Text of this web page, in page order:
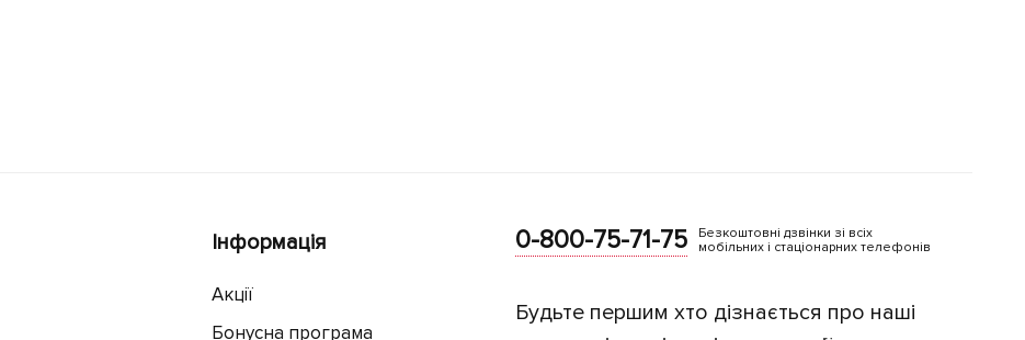
Інформація
Акції
Бонусна програма
0-800-75-71-75
Безкоштовні дзвінки зі всіх
мобільних і стаціонарних телефонів
Будьте першим хто дізнається про наші